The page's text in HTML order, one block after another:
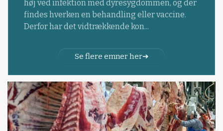
høj ved infektion med dyresygdommen, og der
findes hverken en behandling eller vaccine.
Derfor har det vidtrækkende kon...
Se flere emner her